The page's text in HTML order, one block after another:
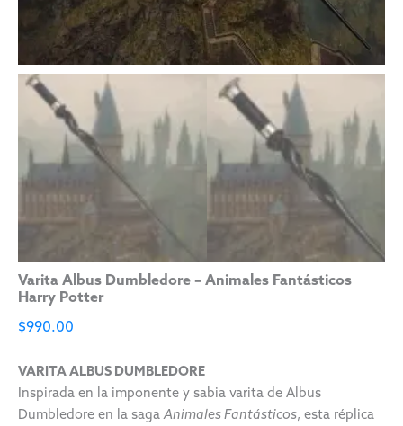
Varita Albus Dumbledore – Animales Fantásticos
Harry Potter
$990.00
VARITA ALBUS DUMBLEDORE
Inspirada en la imponente y sabia varita de Albus
Dumbledore en la sagaAnimales Fantásticos, esta réplica